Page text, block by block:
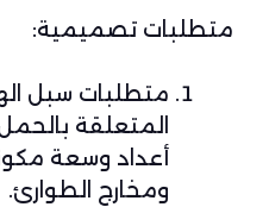
متطلبات تصميمية:
متطلبات سبل
المتعلقة
أعداد وسعة
ومخارج الطوارئ.